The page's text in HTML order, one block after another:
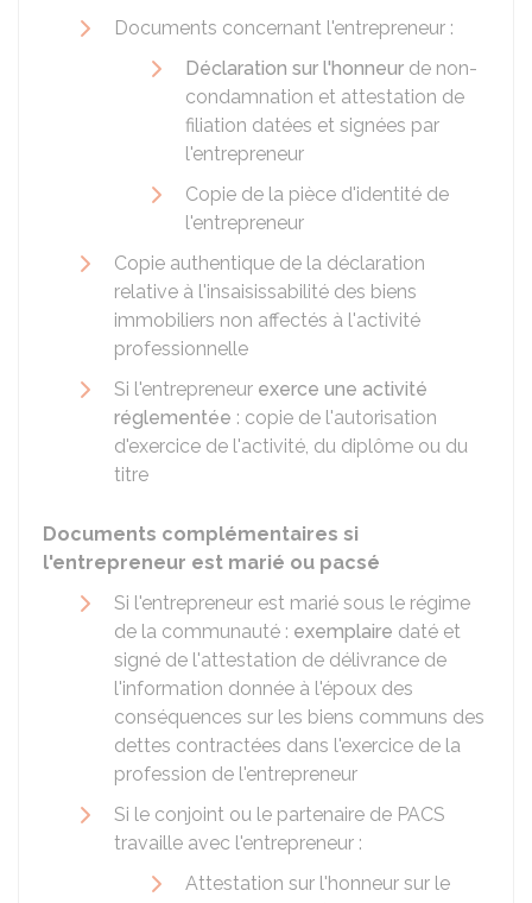
Documents concernant l'entrepreneur :
Déclaration sur l'honneur de non-
condamnation et attestation de
filiation datées et signées par
l'entrepreneur
Copie de la pièce d'identité de
l'entrepreneur
Copie authentique de la déclaration
relative à l'insaisissabilité des biens
immobiliers non affectés à l'activité
professionnelle
Si l'entrepreneur exerce une activité
réglementée : copie de l'autorisation
d'exercice de l'activité, du diplôme ou du
titre
Documents complémentaires si
l'entrepreneur est marié ou pacsé
Si l'entrepreneur est marié sous le régime
de la communauté : exemplaire daté et
signé de l'attestation de délivrance de
l'information donnée à l'époux des
conséquences sur les biens communs des
dettes contractées dans l'exercice de la
profession de l'entrepreneur
Si le conjoint ou le partenaire de PACS
travaille avec l'entrepreneur :
Attestation sur l'honneur sur le